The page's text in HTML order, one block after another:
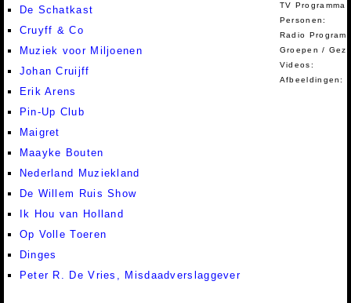
De Schatkast
Cruyff & Co
Muziek voor Miljoenen
Johan Cruijff
Erik Arens
Pin-Up Club
Maigret
Maayke Bouten
Nederland Muziekland
De Willem Ruis Show
Ik Hou van Holland
Op Volle Toeren
Dinges
Peter R. De Vries, Misdaadverslaggever
TV Programma
Personen:
Radio
Groepen /
Videos:
Afbeeldingen: